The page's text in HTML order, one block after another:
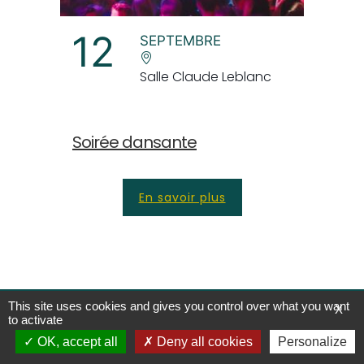
12 SEPTEMBRE
Salle Claude Leblanc
Soirée dansante
En savoir plus
Développement Joce-Web - 2026 -Mentions légales- X
This site uses cookies and gives you control over what you want
to activate
OK, accept all
Deny all cookies Personalize